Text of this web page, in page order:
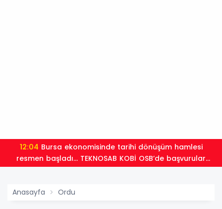
12:04
resmen başladı... TEKNOSAB KOBİ OSB’de başvurular
başladı
Anasayfa Ordu